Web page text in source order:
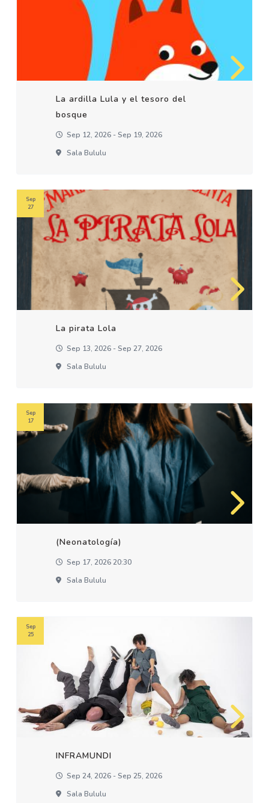
La ardilla Lula y el tesoro del
bosque
Sep 12, 2026 - Sep 19, 2026
Sala Bululu
La pirata Lola
Sep 13, 2026 - Sep 27, 2026
Sala Bululu
Sep
27
(Neonatología)
Sep 17, 2026 20:30
Sala Bululu
Sep
17
INFRAMUNDI
Sep 24, 2026 - Sep 25, 2026
Sala Bululu
Sep
25